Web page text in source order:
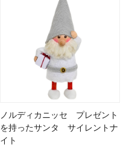
ノルディカニッセ プレゼント
を持ったサンタ サイレントナ
イト